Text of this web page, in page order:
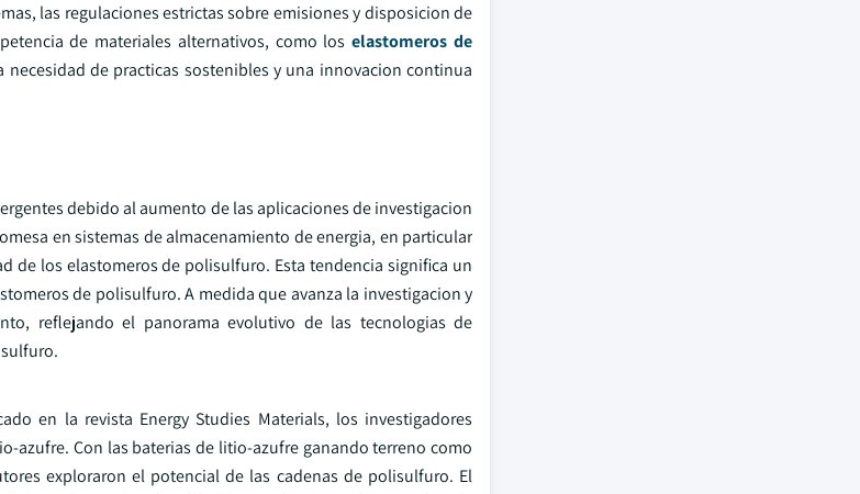
las regulaciones estrictas sobre emisiones y disposicion de
de materiales alternativos, como loselastomeros de
de practicas sostenibles y una innovacion continua
debido al aumento de las aplicaciones de investigacion
en sistemas de almacenamiento de energia, en particular
los elastomeros de polisulfuro. Esta tendencia significa un
de polisulfuro. A medida que avanza la investigacion y
reflejando el panorama evolutivo de las tecnologias de
en la revista Energy Studies Materials, los investigadores
azufre. Con las baterias de litio-azufre ganando terreno como
exploraron el potencial de las cadenas de polisulfuro. El